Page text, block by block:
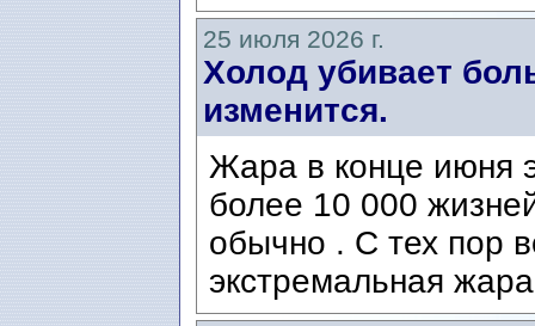
25 июля 2026 г.
Холод убивает
изменится.
Жара в конце июня
более 10 000
обычно . С тех пор
экстремальная